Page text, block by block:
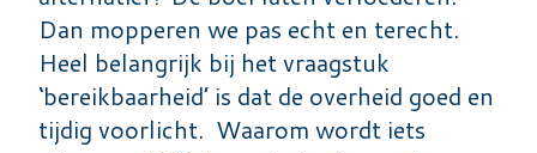
Dan mopperen we pas echt en terecht.
Heel belangrijk bij het vraagstuk
‘bereikbaarheid’ is dat de overheid goed en
tijdig voorlicht. Waarom wordt iets